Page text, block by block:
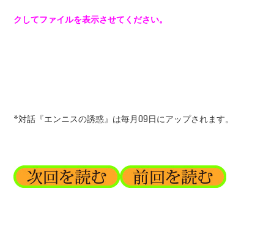
クしてファイルを表示させてください。
*対話『エンニスの誘惑』は毎月09日にアップされます。